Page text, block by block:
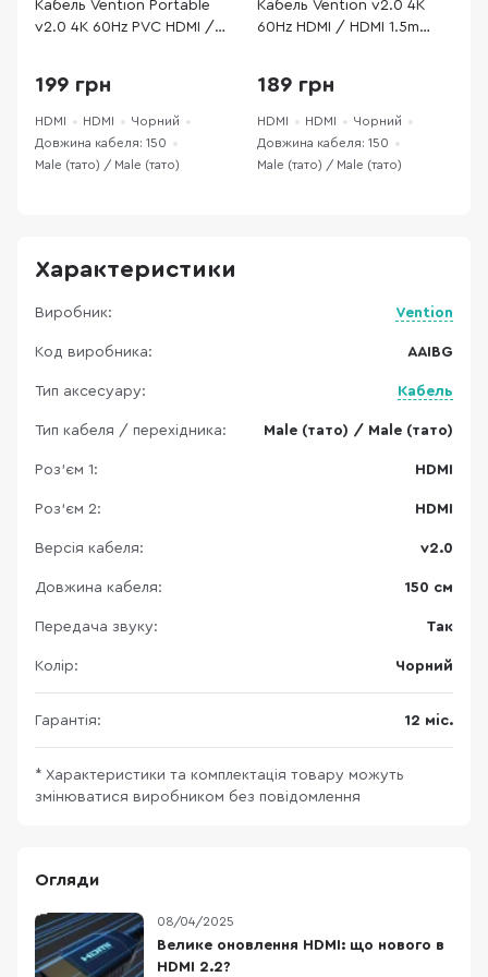
Кабель Vention Portable
v2.0 4K 60Hz PVC HDMI /
199 грн
HDMI HDMI
Чорний
Довжина кабеля: 150
Male (тато) / Male (тато)
Кабель Vention v2.0 4K
60Hz HDMI / HDMI 1.5m
189 грн
HDMI HDMI
Чорний
Довжина кабеля: 150
Male (тато) / Male (тато)
Характеристики
Виробник: Vention
Код виробника: AAIBG
Тип аксесуару: Кабель
Тип кабеля / перехідника: Male (тато) / Male (тато)
Роз'єм 1: HDMI
Роз'єм 2: HDMI
Версія кабеля: v2.0
Довжина кабеля: 150 см
Передача звуку: Так
Колір: Чорний
Гарантія: 12 міс.
* Характеристики та комплектація товару можуть
змінюватися виробником без повідомлення
Огляди
08/04/2025
Велике оновлення HDMI: що нового в
HDMI 2.2?